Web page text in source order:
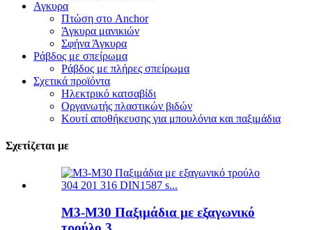
Αγκυρα
Πτώση στο Anchor
Άγκυρα μανικιών
Σφήνα Άγκυρα
Ράβδος με σπείρωμα
Ράβδος με πλήρες σπείρωμα
Σχετικά προϊόντα
Ηλεκτρικό κατσαβίδι
Οργανωτής πλαστικών βιδών
Κουτί αποθήκευσης για μπουλόνια και παξιμάδια
Σχετίζεται με
M3-M30 Παξιμάδια με εξαγωνικό